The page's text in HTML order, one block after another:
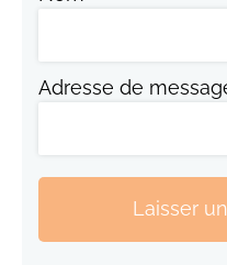
Adresse de
Laisser